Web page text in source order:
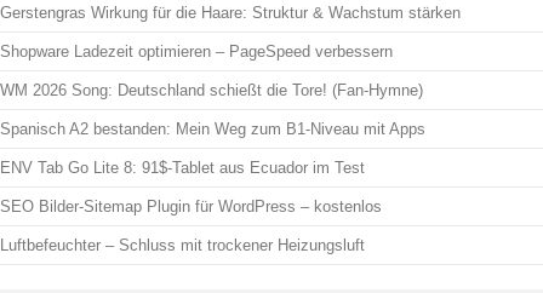
Gerstengras Wirkung für die Haare: Struktur & Wachstum stärken
Shopware Ladezeit optimieren – PageSpeed verbessern
WM 2026 Song: Deutschland schießt die Tore! (Fan-Hymne)
Spanisch A2 bestanden: Mein Weg zum B1-Niveau mit Apps
ENV Tab Go Lite 8: 91$-Tablet aus Ecuador im Test
SEO Bilder-Sitemap Plugin für WordPress – kostenlos
Luftbefeuchter – Schluss mit trockener Heizungsluft